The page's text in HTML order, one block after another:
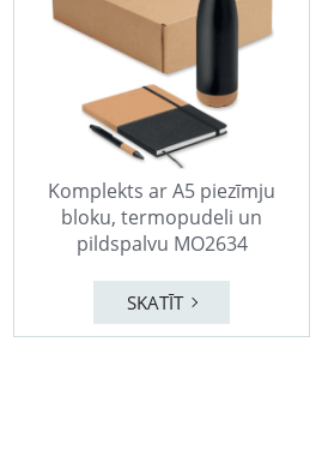
Komplekts ar A5 piezīmju
bloku, termopudeli un
pildspalvu MO2634
SKATĪT